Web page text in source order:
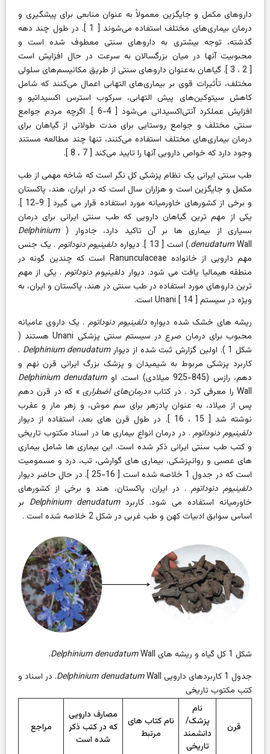
داروهای مکمل و جایگزین معمولاً به عنوان منابعی برای پیشگیری و
درمان بیماری‌های مختلف استفاده می‌شوند [ 1 ]. در طول چند دهه
گذشته، توجه بیشتری به داروهای سنتی معطوف شده است و
محبوبیت آنها در میان بزرگسالان به سرعت در حال افزایش است
[
2 ، 3]. گیاهان به‌عنوان داروهای سنتی از طریق مکانیسم‌های سلولی
مختلف، تأثیرات قوی بر بیماری‌های التهابی اعمال می‌کنند که شامل
کاهش سیتوکین‌های پیش التهابی، سرکوب استرس اکسیداتیو و
افزایش عملکرد آنتی‌اکسیدانی می‌شود [4-6
]. اگرچه مردم جوامع
سنتی مختلف و جوامع روستایی برای مدت طولانی از گیاهان برای
درمان بیماری‌های مختلف استفاده می‌کنند، تنها چند مطالعه مستند
وجود دارد که خواص دارویی آنها را تایید می‌کند [7 ، 8
].
طب سنتی ایرانی یک نظام پزشکی کل نگر است که شاخه مهمی از طب
مکمل و جایگزین است و هزاران سال است که در ایران، هند، پاکستان
و برخی از کشورهای خاورمیانه مورد استفاده قرار می گیرد [ 9-12
].
یکی از مهم ترین گیاهان دارویی که طب سنتی ایرانی برای درمان
بسیاری از بیماری ها بر آن تاکید دارد، جادوار (Delphinium
denudatumWall.) است [ 13
]. دیواره دلفینیوم دنوداتوم . یک جنس
مهم دارویی از خانواده Ranunculaceae است که چندین گونه در
منطقه هیمالیا یافت می شود. دیوار دلفینیومدنوداتوم . یکی از مهم
ترین داروهای مورد استفاده در طب سنتی در هند، پاکستان و ایران، به
ویژه در سیستم Unani [ 14] است.
ریشه های خشک شده دیواره دلفینیوم دنوداتوم . یک داروی عامیانه
محبوب برای درمان صرع در سیستم سنتی پزشکی Unani هستند (
شکل 1
). اولین گزارش ثبت شده از دیوارDelphinium denudatum
.
کاربرد پزشکی مربوط به شیمیدان و پزشک بزرگ ایرانی قرن نهم و
دهم، رازس (845-925 میلادی) است. او
Delphinium denudatum
Wall را معرفی کرد
. در کتاب«درمان‌های اضطراری» که در قرن دهم
پس از میلاد، به عنوان پادزهر برای سم موش، و زهر مار و عقرب
نوشته شد [ 15 ، 16 ]. در طول قرن های بعد، استفاده از دیوار
دلفینیوم دنوداتوم. در درمان انواع بیماری ها در اسناد مکتوب تاریخی
و کتب طب سنتی ایرانی ذکر شده است. این بیماری ها شامل بیماری
های عصبی و روانپزشکی، بیماری های گوارشی، تب، درد و مسمومیت
است که در جدول 1 خلاصه شده است [ 16-25 ]. در حال حاضر دیوار
دلفینیوم دنوداتوم . در ایران، پاکستان، هند و برخی از کشورهای
خاورمیانه استفاده می شود. کاربردDelphinium denudatum بر
اساس سوابق ادبیات کهن و طب غربی در شکل 2 خلاصه شده است .
شکل 1 کل گیاه و ریشه های Delphinium denudatumWall.
جدول 1
کاربردهای دارویی Delphinium denudatumWall. در اسناد و
کتب مکتوب تاریخی
قرن
نام
پزشک/
دانشمند
تاریخی
نام کتاب های
مرتبط
مصارف دارویی
که در کتب ذکر
شده است
مراجع